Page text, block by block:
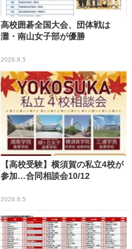
高校囲碁全国大会、団体戦は
灘・南山女子部が優勝
2026.8.5
【高校受験】横須賀の私立4校が
参加…合同相談会10/12
2026.8.5